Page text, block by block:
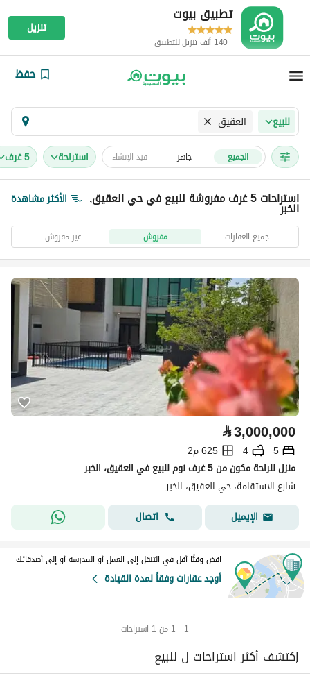
تطبيق بيوت
+140 ألف تنزيل للتطبيق
تنزيل
حفظ
للبيع العقيق
الجميع جاهز قيد الإنشاء استراحة 5 غرف
استراحات 5 غرف مفروشة للبيع في حي العقيق, الخبر الأكثر مشاهدة
جميع العقارات مفروش غير مفروش
⃁3,000,000
5
4
625 م2
منزل للراحة مكون من 5 غرف نوم للبيع في العقيق، الخبر
شارع الاستقامة، حي العقيق، الخبر
الإيميل
اتصال
اقض وقتًا أقل في التنقل إلى العمل أو المدرسة أو إلى أصدقائك
أوجد عقارات وفقاً لمدة القيادة
1 - 1 من 1 استراحات
إكتشف أكثر استراحات ل للبيع